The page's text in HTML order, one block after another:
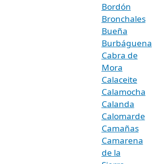
Bordón
Bronchales
Bueña
Burbáguena
Cabra de
Mora
Calaceite
Calamocha
Calanda
Calomarde
Camañas
Camarena
de la